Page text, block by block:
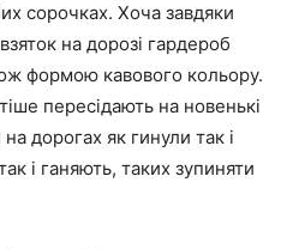
сорочках. Хоча завдяки
на дорозі гардероб
формою кавового кольору.
пересідають на новенькі
дорогах як гинули так і
і ганяють, таких зупиняти